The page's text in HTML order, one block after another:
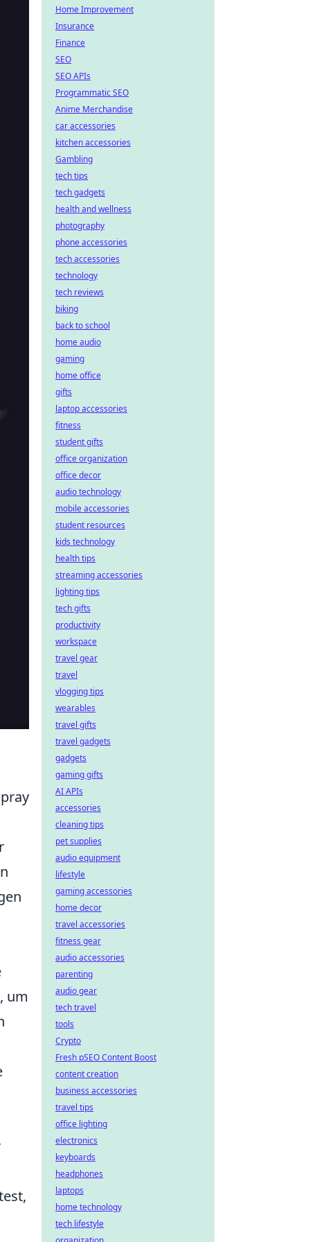
, um
Home Improvement
Insurance
Finance
SEO
SEO APIs
Programmatic SEO
Anime Merchandise
car accessories
kitchen accessories
Gambling
tech tips
tech gadgets
health and wellness
photography
phone accessories
tech accessories
technology
tech reviews
biking
back to school
home audio
gaming
home office
gifts
laptop accessories
fitness
student gifts
office organization
office decor
audio technology
mobile accessories
student resources
kids technology
health tips
streaming accessories
lighting tips
tech gifts
productivity
workspace
travel gear
travel
vlogging tips
wearables
travel gifts
travel gadgets
gadgets
gaming gifts
AI APIs
accessories
cleaning tips
pet supplies
audio equipment
lifestyle
gaming accessories
home decor
travel accessories
fitness gear
audio accessories
parenting
audio gear
tech travel
tools
Crypto
Fresh pSEO Content Boost
content creation
business accessories
travel tips
office lighting
electronics
keyboards
headphones
laptops
home technology
tech lifestyle